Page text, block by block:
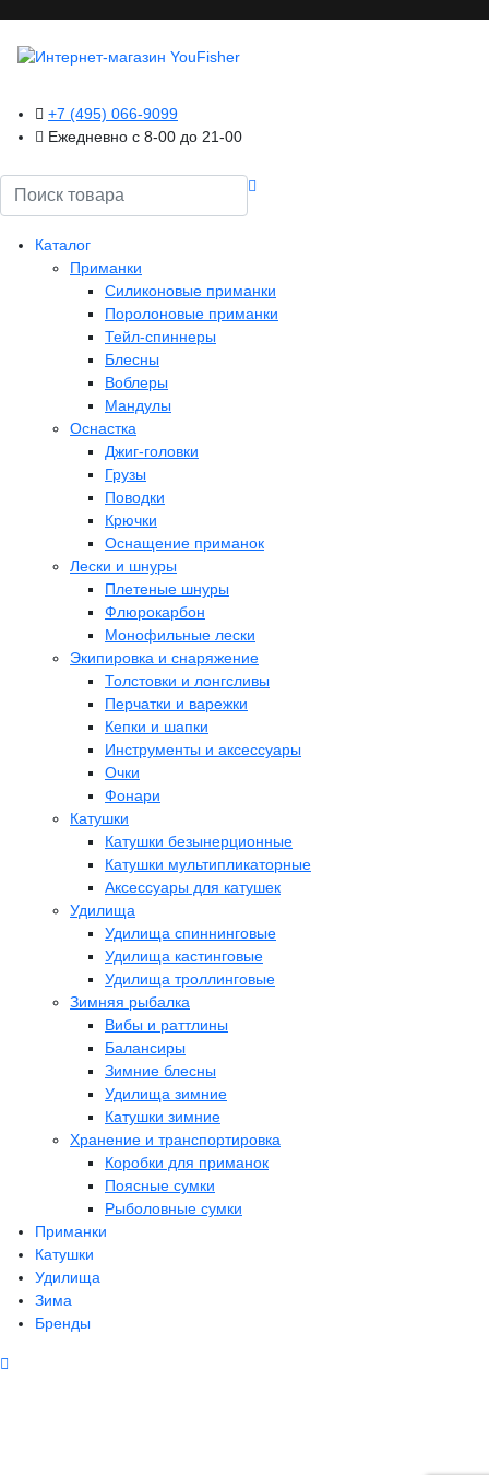
+7 (495) 066-9099
Ежедневно с 8-00 до 21-00
Поиск
Каталог
Приманки
Силиконовые приманки
Поролоновые приманки
Тейл-спиннеры
Блесны
Воблеры
Мандулы
Оснастка
Джиг-головки
Грузы
Поводки
Крючки
Оснащение приманок
Лески и шнуры
Плетеные шнуры
Флюрокарбон
Монофильные лески
Экипировка и снаряжение
Толстовки и лонгсливы
Перчатки и варежки
Кепки и шапки
Инструменты и аксессуары
Очки
Фонари
Катушки
Катушки безынерционные
Катушки мультипликаторные
Аксессуары для катушек
Удилища
Удилища спиннинговые
Удилища кастинговые
Удилища троллинговые
Зимняя рыбалка
Вибы и раттлины
Балансиры
Зимние блесны
Удилища зимние
Катушки зимние
Хранение и транспортировка
Коробки для приманок
Поясные сумки
Рыболовные сумки
Приманки
Катушки
Удилища
Зима
Бренды